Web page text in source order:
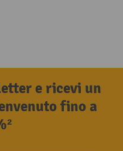
e ricevi un
fino a